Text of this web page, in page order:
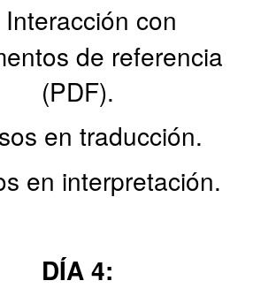
Interacción con
de referencia
(PDF).
en traducción.
en interpretación.
DÍA 4: